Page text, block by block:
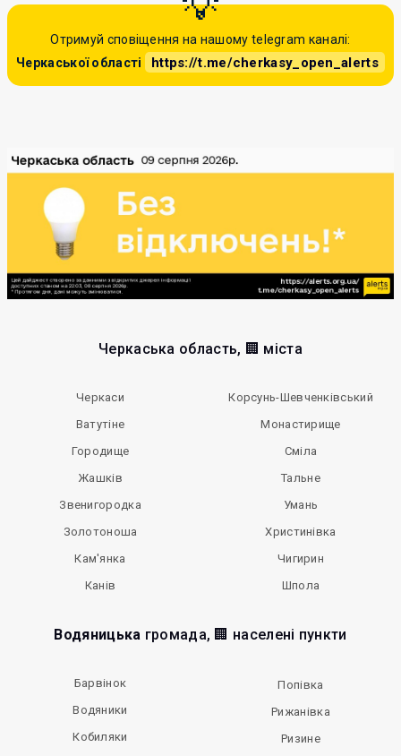
Отримуй сповіщення на нашому telegram каналі:
Черкаської області
https://t.me/cherkasy_open_alerts
Черкаська область, 🏢 міста
Черкаси
Ватутіне
Городище
Жашків
Звенигородка
Золотоноша
Кам'янка
Канів
Корсунь-Шевченківський
Монастирище
Сміла
Тальне
Умань
Христинівка
Чигирин
Шпола
Водяницька громада, 🏢 населені пункти
Барвінок
Водяники
Кобиляки
Попівка
Рижанівка
Ризине